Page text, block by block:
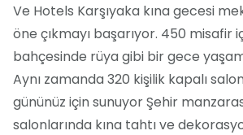
Ve Hotels Karşıyaka kına gecesi
öne çıkmayı başarıyor. 450 misafir
bahçesinde rüya gibi bir gece
Aynı zamanda 320 kişilik kapalı
gününüz için sunuyor Şehir
salonlarında kına tahtı ve